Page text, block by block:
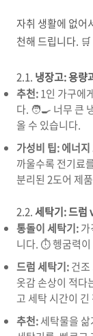
자취 생활에 없어
천해 드립니다. 🛒
2.1. 냉장고: 용량
추천:1인 가구에
다. 🧑‍🍳 너무 큰
올 수 있습니다.
가성비 팁:에너
까울수록 전기료
분리된 2도어 제
2.2.세탁기: 드럼
통돌이 세탁기:
니다. ⏱️ 헹굼력이
드럼 세탁기:건
옷감 손상이 적다
고 세탁 시간이
추천:세탁물을